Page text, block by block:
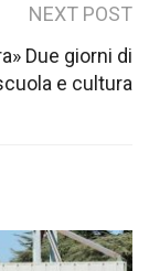
NEXT POST
Due giorni di
e cultura